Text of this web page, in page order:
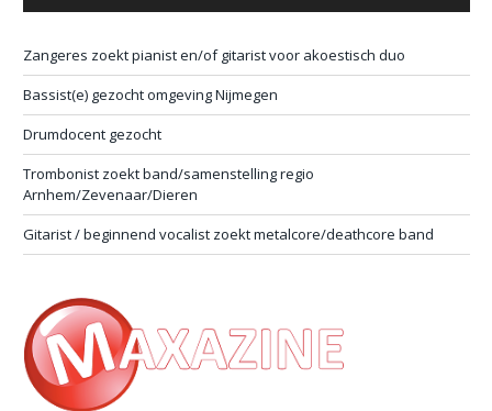
Zangeres zoekt pianist en/of gitarist voor akoestisch duo
Bassist(e) gezocht omgeving Nijmegen
Drumdocent gezocht
Trombonist zoekt band/samenstelling regio
Arnhem/Zevenaar/Dieren
Gitarist / beginnend vocalist zoekt metalcore/deathcore band